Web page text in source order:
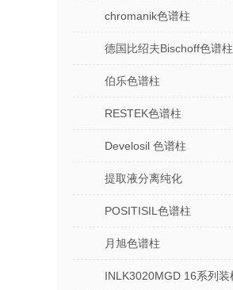
chromanik色谱柱
德国比绍夫Bischoff色谱柱
伯乐色谱柱
RESTEK色谱柱
Develosil 色谱柱
提取液分离纯化
POSITISIL色谱柱
月旭色谱柱
INLK3020MGD 16系列装